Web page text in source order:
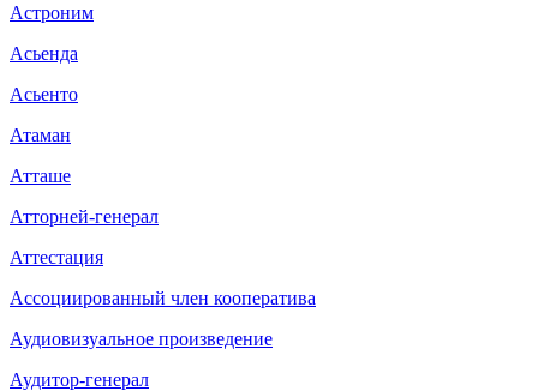
Астроним
Асьенда
Асьенто
Атаман
Атташе
Атторней-генерал
Аттестация
Ассоциированный член кооператива
Аудиовизуальное произведение
Аудитор-генерал